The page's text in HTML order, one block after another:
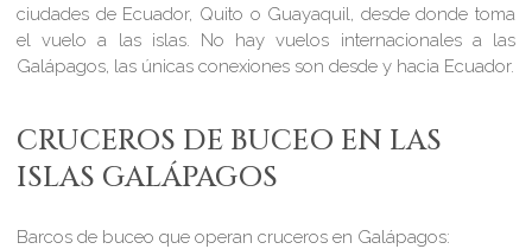
ciudades de Ecuador, Quito o Guayaquil, desde donde toma
el vuelo a las islas. No hay vuelos internacionales a las
Galápagos, las únicas conexiones son desde y hacia Ecuador.
CRUCEROS DE BUCEO EN LAS
ISLAS GALÁPAGOS
Barcos de buceo que operan cruceros en Galápagos: